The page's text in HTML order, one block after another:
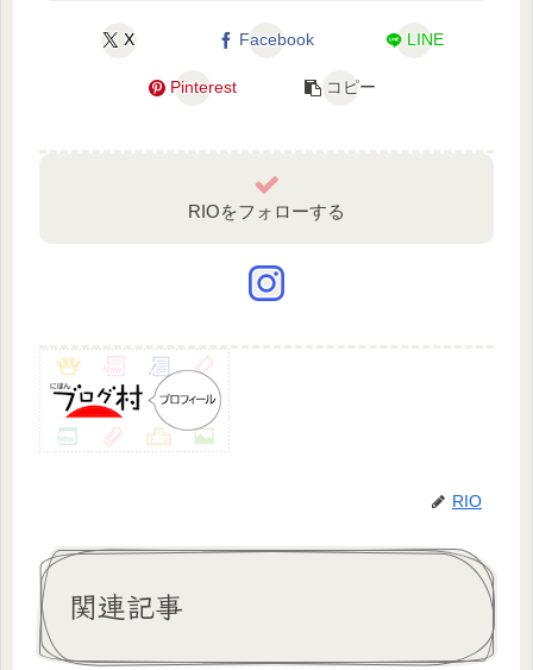
X Facebook LINE
Pinterest コピー
RIOをフォローする
RIO
関連記事